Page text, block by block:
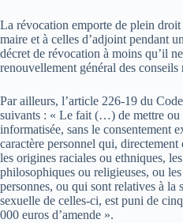
La révocation emporte de plein
maire et à celles d’adjoint pendant
décret de révocation à moins qu’il
renouvellement général des
Par ailleurs, l’article 226-19 du
suivants : « Le fait (…) de mettre ou
informatisée, sans le consentement
caractère personnel qui,
les origines raciales ou ethniques,
philosophiques ou religieuses, ou
personnes, ou qui sont relatives à la
sexuelle de celles-ci, est puni de
000 euros d’amende ».